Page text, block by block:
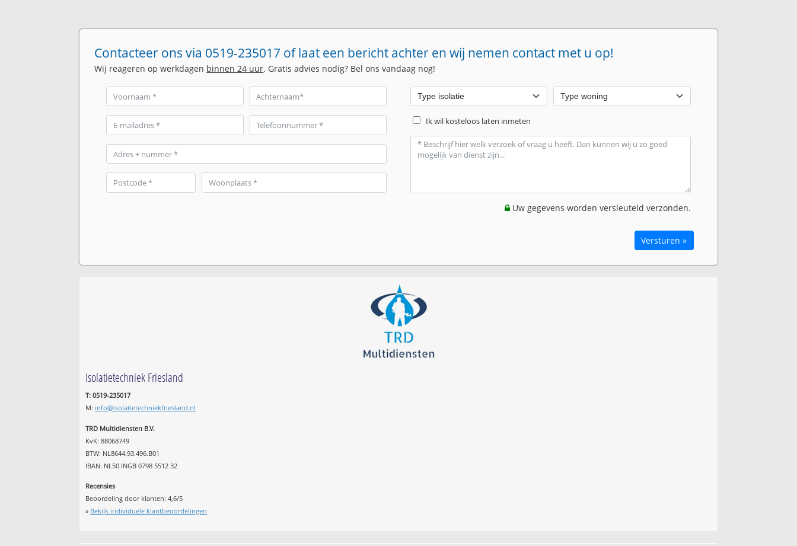
Contacteer ons via 0519-235017 of laat een bericht achter en wij nemen contact met u op!
Wij reageren op werkdagen binnen 24 uur. Gratis advies nodig? Bel ons vandaag nog!
Ik wil kosteloos laten inmeten
Uw gegevens worden versleuteld verzonden.
Versturen »
Isolatietechniek Friesland
T: 0519-235017
M: info@isolatietechniekfriesland.nl
TRD Multidiensten B.V.
KvK: 88068749
BTW: NL8644.93.496.B01
IBAN: NL50 INGB 0798 5512 32
Recensies
Beoordeling door klanten:4,6/5
» Bekijk individuele klantbeoordelingen